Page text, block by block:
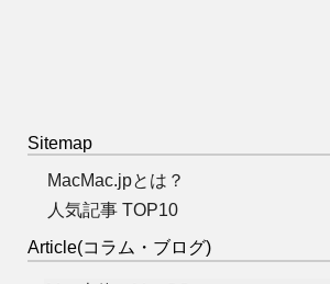
Sitemap
MacMac.jpとは？
人気記事 TOP10
Article(コラム・ブログ)